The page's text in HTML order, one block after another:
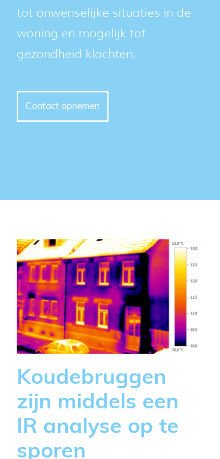
tot onwenselijke situaties in de
woning en mogelijk tot
gezondheid klachten.
Contact opnemen
Koudebruggen
zijn middels een
IR analyse op te
sporen